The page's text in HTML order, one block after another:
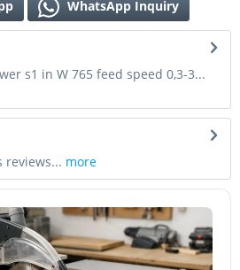
WhatsApp Inquiry
s1 in W 765 feed speed 0,3-3...
reviews... more